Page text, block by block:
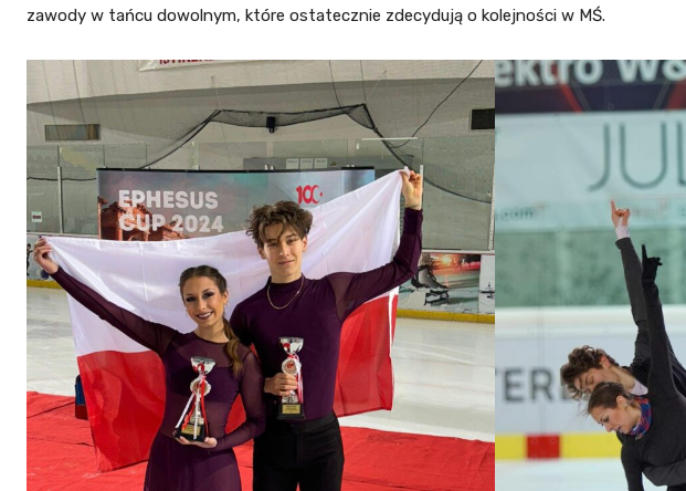
zawody w tańcu dowolnym, które ostatecznie zdecydują o kolejności w MŚ.